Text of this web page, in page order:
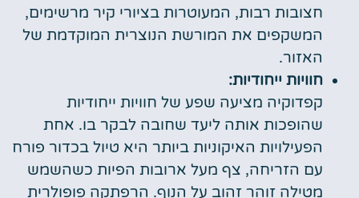
חצובות רבות, המעוטרות בציורי קיר מרשימים,
המשקפים את המורשת הנוצרית המוקדמת של
האזור.
חוויות ייחודיות:
קפדוקיה מציעה שפע של חוויות ייחודיות
שהופכות אותה ליעד שחובה לבקר בו. אחת
הפעילויות האיקוניות ביותר היא טיול בכדור פורח
עם הזריחה, צף מעל ארובות הפיות כשהשמש
מטילה זוהר זהוב על הנוף. הרפתקה פופולרית